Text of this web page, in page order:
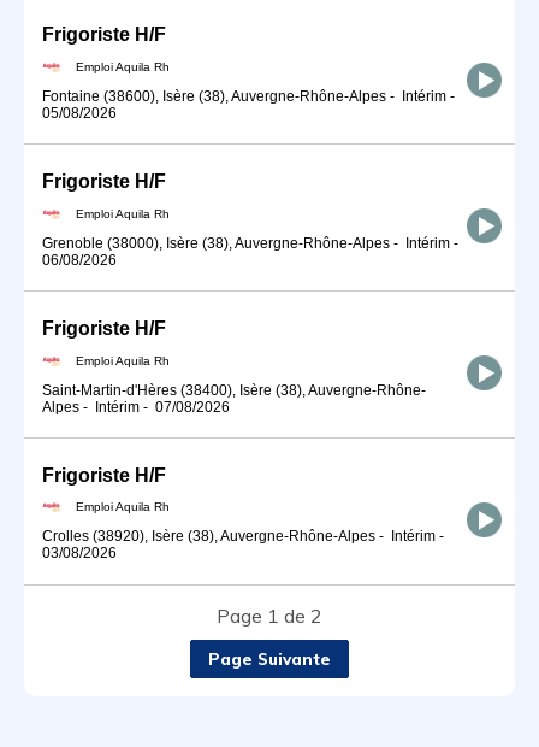
Frigoriste H/F
Emploi Aquila Rh
Fontaine (38600), Isère (38), Auvergne-Rhône-Alpes - Intérim -
05/08/2026
Frigoriste H/F
Emploi Aquila Rh
Grenoble (38000), Isère (38), Auvergne-Rhône-Alpes - Intérim -
06/08/2026
Frigoriste H/F
Emploi Aquila Rh
Saint-Martin-d'Hères (38400), Isère (38), Auvergne-Rhône-
Alpes - Intérim - 07/08/2026
Frigoriste H/F
Emploi Aquila Rh
Crolles (38920), Isère (38), Auvergne-Rhône-Alpes - Intérim -
03/08/2026
Page 1 de 2
Page Suivante